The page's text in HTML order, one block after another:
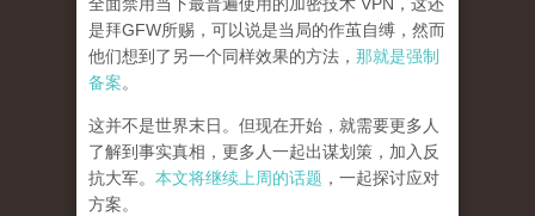
是拜GFW所赐，可以说是当局的作茧自缚，然而
他们想到了另一个同样效果的方法， 那就是强制
备案。
这并不是世界末日。但现在开始，就需要更多人
了解到事实真相，更多人一起出谋划策，加入反
抗大军。 本文将继续上周的话题 ，一起探讨应对
方案。